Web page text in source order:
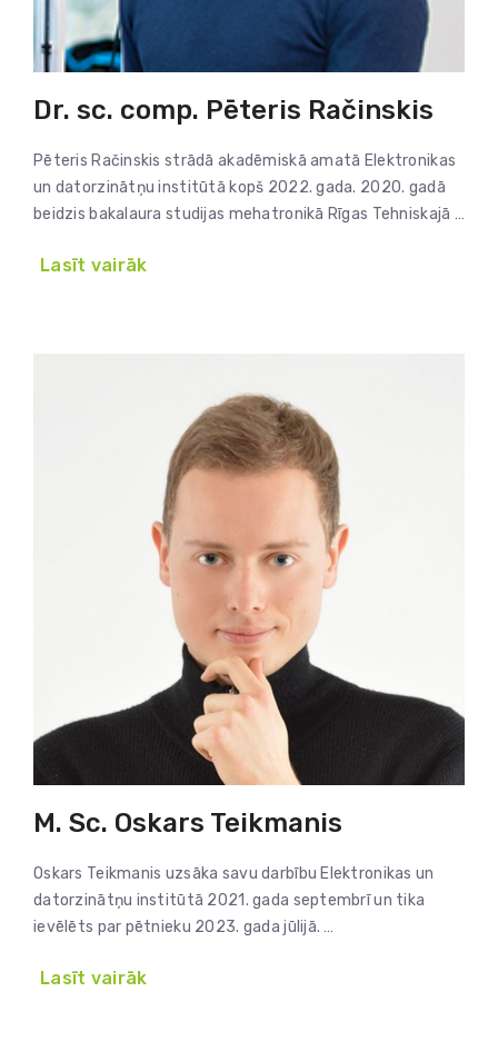
Dr. sc. comp. Pēteris Račinskis
Pēteris Račinskis strādā akadēmiskā amatā Elektronikas
un datorzinātņu institūtā kopš 2022. gada. 2020. gadā
beidzis bakalaura studijas mehatronikā Rīgas Tehniskajā …
Lasīt vairāk
M. Sc. Oskars Teikmanis
Oskars Teikmanis uzsāka savu darbību Elektronikas un
datorzinātņu institūtā 2021. gada septembrī un tika
ievēlēts par pētnieku 2023. gada jūlijā. …
Lasīt vairāk